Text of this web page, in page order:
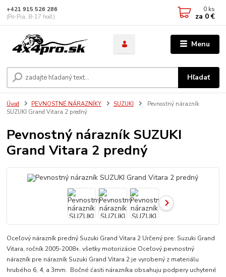
Menu
Hľadať
+421 915 526 286
(Po-Pia, 8-17 hod.)
0 ks
za 0 €
Úvod PEVNOSTNÉ NÁRAZNÍKY SUZUKI
Pevnostný nárazník
SUZUKI Grand Vitara 2 predný
Pevnostný nárazník SUZUKI
Grand Vitara 2 predný
Oceľový nárazník predný Suzuki Grand Vitara 2 Určený pre: Suzuki Grand
Vitara, ročník 2005-2008+, všetky motorizácie Oceľový pevnostný
nárazník pre nárazník Suzuki Grand Vitara 2 je vyrobený z materiálu
hrubého 6, 4, a 3mm. Bočné ćasti nárazníka obsahuju podpery uchytené